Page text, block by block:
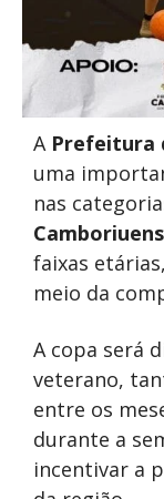
A Prefeitura
uma
nas
faixas
meio da
A copa será
veterano,
entre os
durante a
incentivar a